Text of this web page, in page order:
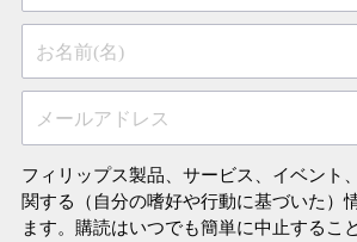
お名前(名)
メールアドレス
フィリップス製品、サービス、イベント
関する（自分の嗜好や行動に基づいた）
ます。購読はいつでも簡単に中止するこ